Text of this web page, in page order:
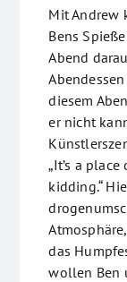
Mit Andrew
Bens
Abend
diesem
er nicht
„It’s a
kidding.“
das
wollen Ben